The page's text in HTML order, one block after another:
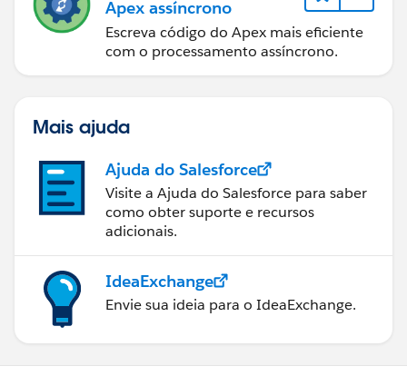
Apex assíncrono
Escreva código do Apex mais eficiente
com o processamento assíncrono.
Mais ajuda
Ajuda do Salesforce
Visite a Ajuda do Salesforce para saber
como obter suporte e recursos
adicionais.
IdeaExchange
Envie sua ideia para o IdeaExchange.